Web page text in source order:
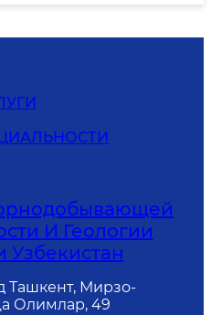
И Геологии
Узбекистан
Ташкент, Мирзо-
Олимлар, 49